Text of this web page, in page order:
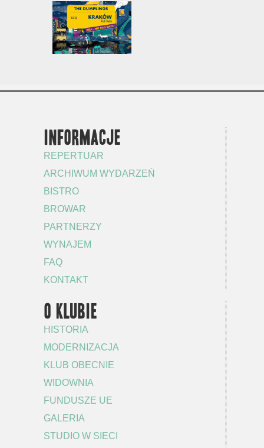
INFORMACJE
REPERTUAR
ARCHIWUM WYDARZEŃ
BISTRO
BROWAR
PARTNERZY
WYNAJEM
FAQ
KONTAKT
O KLUBIE
HISTORIA
MODERNIZACJA
KLUB OBECNIE
WIDOWNIA
FUNDUSZE UE
GALERIA
STUDIO W SIECI